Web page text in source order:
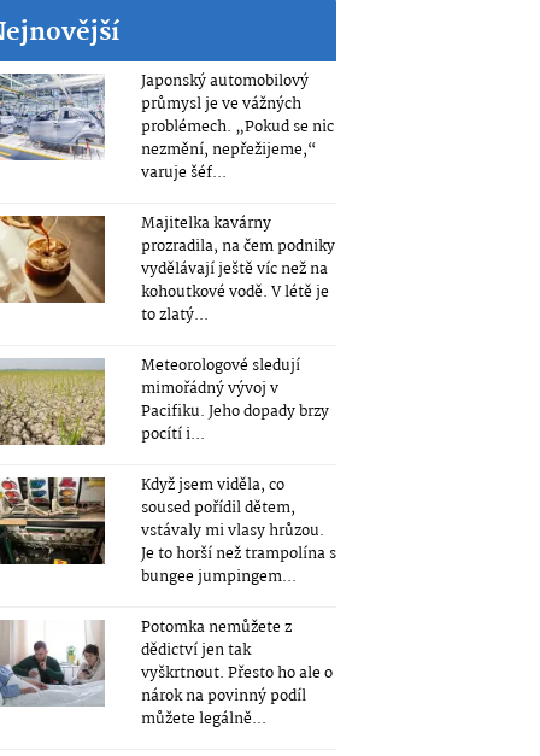
Japonský automobilový
průmysl je ve vážných
problémech. „Pokud se nic
nezmění, nepřežijeme,“
varuje šéf...
Majitelka kavárny
prozradila, na čem podniky
vydělávají ještě víc než na
kohoutkové vodě. V létě je
to zlatý...
Meteorologové sledují
mimořádný vývoj v
Pacifiku. Jeho dopady brzy
pocítí i...
Když jsem viděla, co
soused pořídil dětem,
vstávaly mi vlasy hrůzou.
Je to horší než trampolína s
bungee jumpingem...
Potomka nemůžete z
dědictví jen tak
vyškrtnout. Přesto ho ale o
nárok na povinný podíl
můžete legálně...